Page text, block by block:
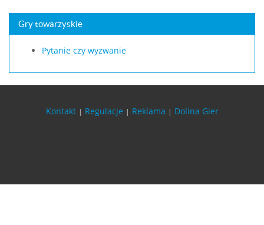
Gry towarzyskie
Pytanie czy wyzwanie
Kontakt | Regulacje | Reklama | Dolina Gier